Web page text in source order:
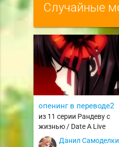
Случайные
опенинг в переводе2
из 11 серии Рандеву с
жизнью / Date A Live
Данил